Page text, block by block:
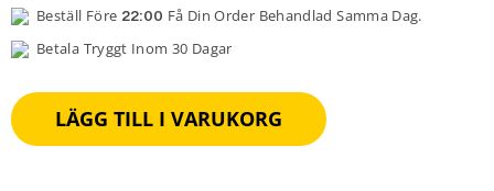
Beställ Före 22:00 Få Din Order Behandlad Samma Dag.
Betala Tryggt Inom 30 Dagar
LÄGG TILL I VARUKORG